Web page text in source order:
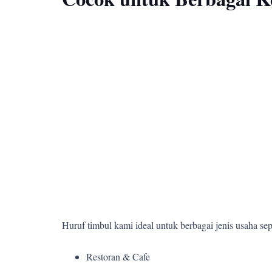
Huruf timbul kami ideal untuk berbagai jenis usaha
Restoran & Cafe